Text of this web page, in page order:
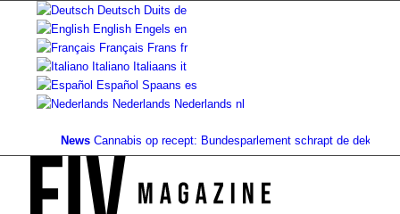
Deutsch Duits de
English Engels en
Français Frans fr
Italiano Italiaans it
Español Spaans es
Nederlands Nederlands nl
News Cannabis op recept: Bundesparlement schrapt de dekking...